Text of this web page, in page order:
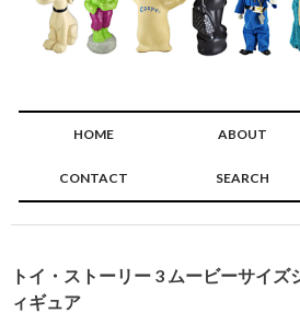
HOME ABOUT
CONTACT SEARCH
トイ・ストーリー 3 ムービーサイズ
ィギュア